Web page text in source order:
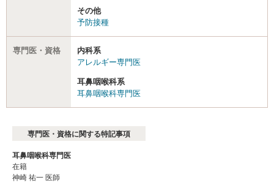
その他
予防接種
専門医・資格
内科系
アレルギー専門医
耳鼻咽喉科系
耳鼻咽喉科専門医
専門医・資格に関する特記事項
耳鼻咽喉科専門医
在籍
神崎 祐一 医師